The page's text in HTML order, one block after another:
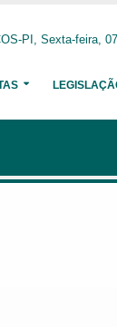
PI, Sexta-feira,